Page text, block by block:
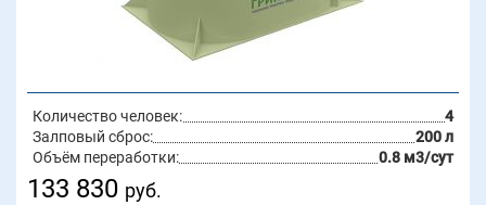
Количество человек:
4
Залповый сброс:
200 л
Объём переработки:
0.8 м3/сут
133 830 руб.